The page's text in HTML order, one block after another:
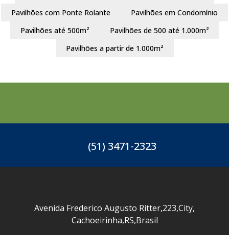
Pavilhões com Ponte Rolante
Pavilhões em Condomínio
Pavilhões até 500m²
Pavilhões de 500 até 1.000m²
Pavilhões a partir de 1.000m²
(51) 3471-2323
Avenida Frederico Augusto Ritter,223,City,
Cachoeirinha,RS,Brasil